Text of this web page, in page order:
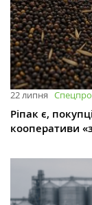
22 липня
Ріпак є,
кооперативи